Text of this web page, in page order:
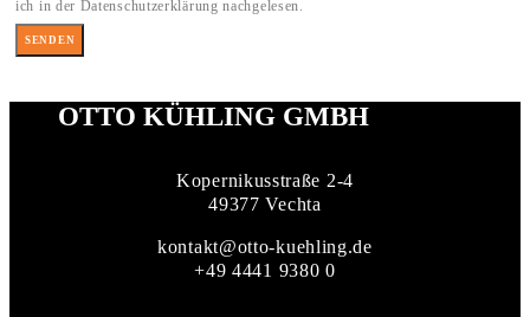
ich in der Datenschutzerklärung nachgelesen.
SENDEN
OTTO KÜHLING GMBH
Kopernikusstraße 2-4
49377 Vechta
kontakt@otto-kuehling.de
+49 4441 9380 0